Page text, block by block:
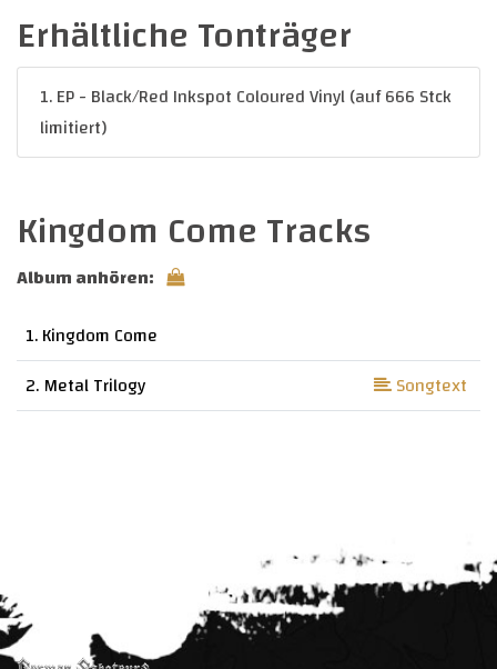
Erhältliche Tonträger
1. EP - Black/Red Inkspot Coloured Vinyl (auf 666 Stck
limitiert)
Kingdom Come Tracks
Album anhören:
1. Kingdom Come
2. Metal Trilogy
Songtext